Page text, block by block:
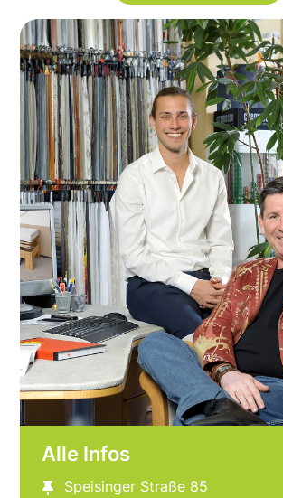
Alle Infos
Speisinger Straße 85